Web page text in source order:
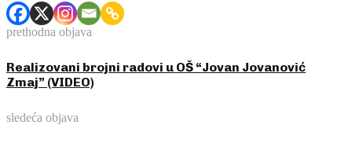
prethodna objava
Realizovani brojni radovi u OŠ “Jovan Jovanović
Zmaj” (VIDEO)
sledeća objava